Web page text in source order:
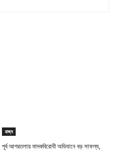
রাজ্য
পূর্ব আগরতলায় মাদকবিরোধী অভিযানে বড় সাফল্য,